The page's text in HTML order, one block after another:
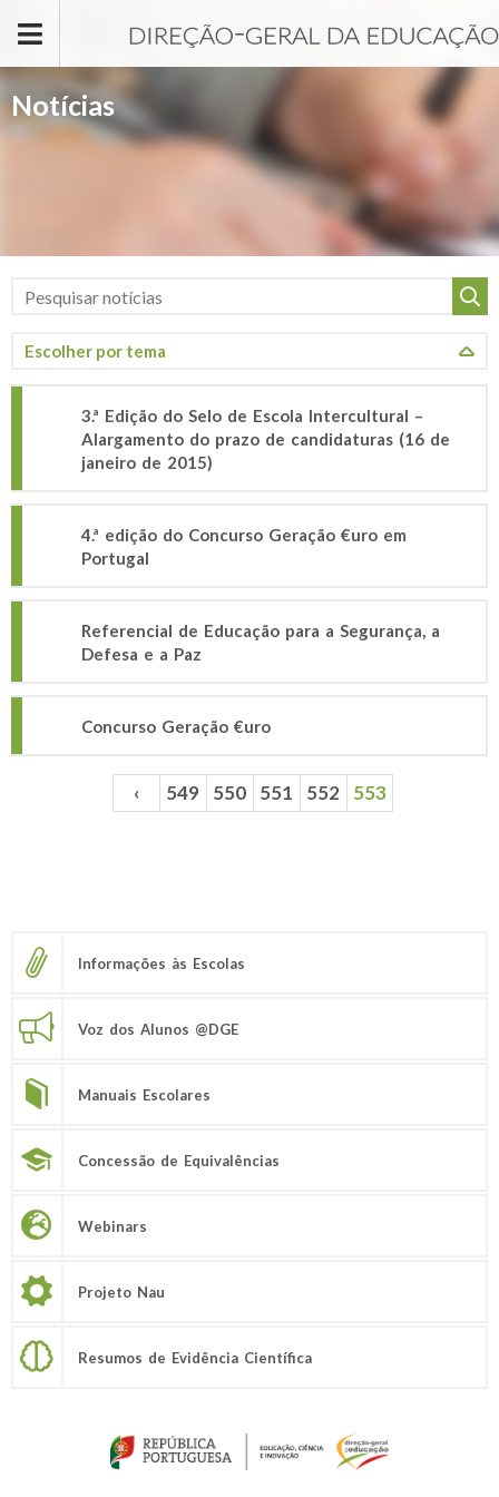
Notícias
3.ª Edição do Selo de Escola Intercultural –
Alargamento do prazo de candidaturas (16 de
janeiro de 2015)
4.ª edição do Concurso Geração €uro em
Portugal
Referencial de Educação para a Segurança, a
Defesa e a Paz
Concurso Geração €uro
‹ 549 550 551 552 553
Informações às Escolas
Voz dos Alunos @DGE
Manuais Escolares
Concessão de Equivalências
Webinars
Projeto Nau
Resumos de Evidência Científica